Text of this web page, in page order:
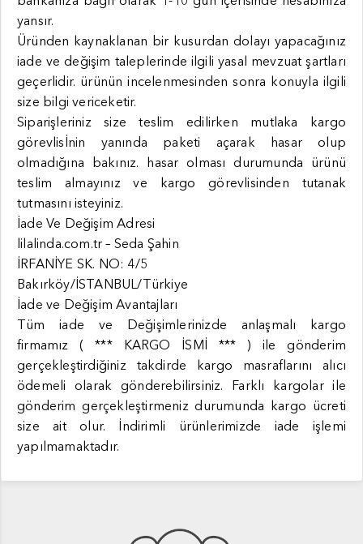
yansır.
Üründen kaynaklanan bir kusurdan dolayı yapacağınız
iade ve değişim taleplerinde ilgili yasal mevzuat şartları
geçerlidir. ürünün incelenmesinden sonra konuyla ilgili
size bilgi vericeketir.
Siparişleriniz size teslim edilirken mutlaka kargo
görevlisİnin yanında paketi açarak hasar olup
olmadığına bakınız. hasar olması durumunda ürünü
teslim almayınız ve kargo görevlisinden tutanak
tutmasını isteyiniz.
İade Ve Değişim Adresi
lilalinda.com.tr – Seda Şahin
İRFANİYE SK. NO: 4/5
Bakırköy/İSTANBUL/Türkiye
İade ve Değişim Avantajları
Tüm iade ve Değişimlerinizde anlaşmalı kargo
firmamız ( *** KARGO İSMİ *** ) ile gönderim
gerçekleştirdiğiniz takdirde kargo masraflarını alıcı
ödemeli olarak gönderebilirsiniz. Farklı kargolar ile
gönderim gerçekleştirmeniz durumunda kargo ücreti
size ait olur. İndirimli ürünlerimizde iade işlemi
yapılmamaktadır.